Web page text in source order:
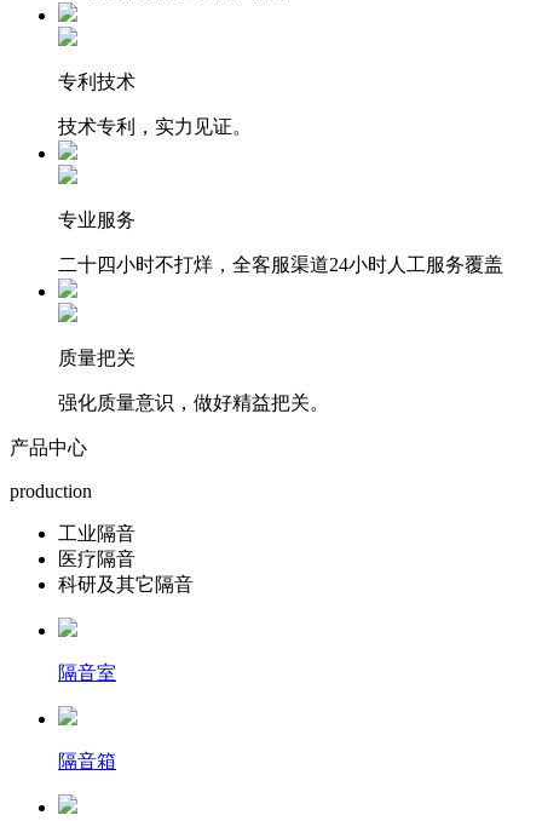
专利技术
技术专利，实力见证。
专业服务
二十四小时不打烊，全客服渠道24小时人工服务覆盖
质量把关
强化质量意识，做好精益把关。
产品中心
production
工业隔音
医疗隔音
科研及其它隔音
隔音室
隔音箱